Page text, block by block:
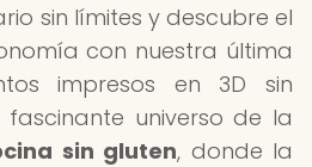
sin límites y descubre el
con nuestra última
impresos en 3D sin
universo de la
sin gluten, donde la